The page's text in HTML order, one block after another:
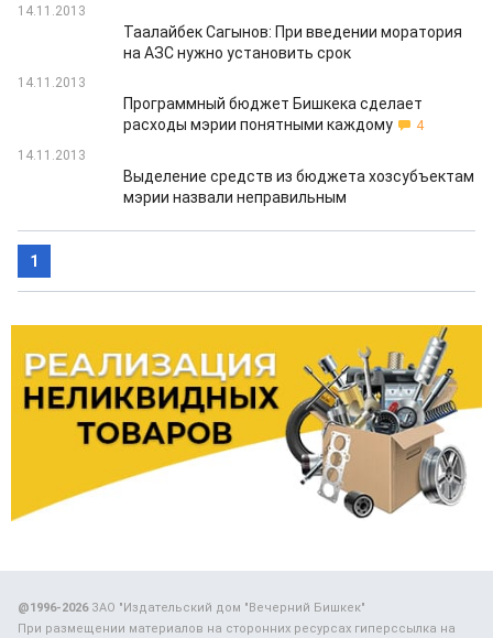
14.11.2013
Таалайбек Сагынов: При введении моратория
на АЗС нужно установить срок
14.11.2013
Программный бюджет Бишкека сделает
расходы мэрии понятными каждому
4
14.11.2013
Выделение средств из бюджета хозсубъектам
мэрии назвали неправильным
1
@1996-2026ЗАО "Издательский дом "Вечерний Бишкек"
При размещении материалов на сторонних ресурсах гиперссылка на